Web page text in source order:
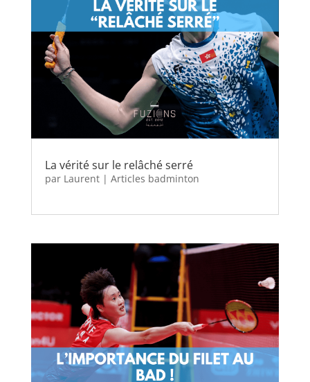
La vérité sur le relâché serré
par Laurent| Articles badminton